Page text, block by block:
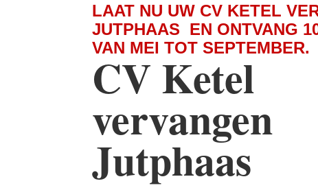
LAAT NU UW CV KETEL
JUTPHAAS EN ONTVANG
VAN MEI TOT SEPTEMBER.
CV Ketel
vervangen
Jutphaas